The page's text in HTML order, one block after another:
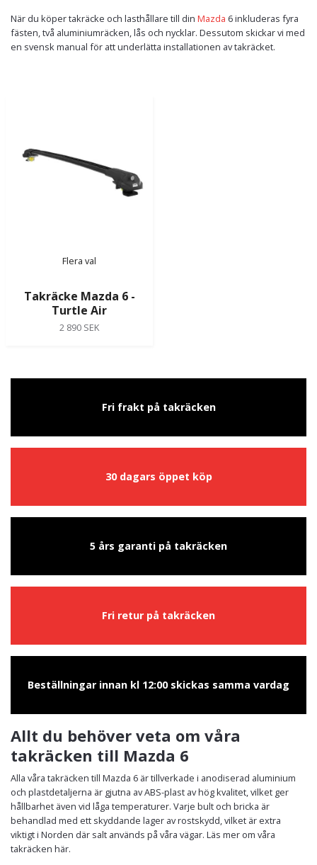
När du köper takräcke och lasthållare till din Mazda 6 inkluderas fyra
fästen, två aluminiumräcken, lås och nycklar. Dessutom skickar vi med
en svensk manual för att underlätta installationen av takräcket.
Flera val
Takräcke Mazda 6 -
Turtle Air
2 890 SEK
Fri frakt på takräcken
30 dagars öppet köp
5 års garanti på takräcken
Fri retur på takräcken
Beställningar innan kl 12:00 skickas samma vardag
Allt du behöver veta om våra
takräcken till Mazda 6
Alla våra takräcken till Mazda 6 är tillverkade i anodiserad aluminium
och plastdetaljerna är gjutna av ABS-plast av hög kvalitet, vilket ger
hållbarhet även vid låga temperaturer. Varje bult och bricka är
behandlad med ett skyddande lager av rostskydd, vilket är extra
viktigt i Norden där salt används på våra vägar. Läs mer om våra
takräcken här.